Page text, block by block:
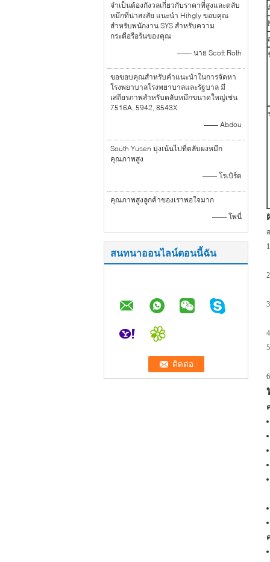
จำเป็นต้องกังวลเกี่ยวกับราคาที่สูงและตลับ
หมึกที่น่าสงสัย แนะนำ Hihgly ขอบคุณ
สำหรับพนักงาน SYS สำหรับความ
กระตือรือร้นของคุณ
—— นาย Scott Roth
ขอขอบคุณสำหรับคำแนะนำในการจัดหา
โรงพยาบาลโรงพยาบาลและรัฐบาล มี
เสถียรภาพสำหรับตลับหมึกขนาดใหญ่เช่น
7516A, 5942, 8543X
—— Abdou
South Yusen มุ่งเน้นไปที่ตลับผงหมึก
คุณภาพสูง
—— โรเบิร์ต
คุณภาพสูงลูกค้าของเราพอใจมาก
—— โพนี่
สนทนาออนไลน์ตอนนี้ฉัน